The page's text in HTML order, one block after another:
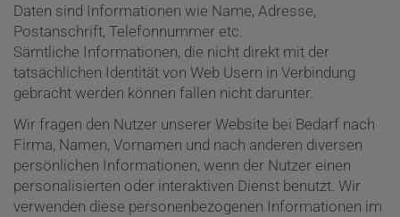
Daten sind Informationen wie Name, Adresse,
Postanschrift, Telefonnummer etc.
Sämtliche Informationen, die nicht direkt mit der
tatsächlichen Identität von Web Usern in Verbindung
gebracht werden können fallen nicht darunter.
Wir fragen den Nutzer unserer Website bei Bedarf nach
Firma, Namen, Vornamen und nach anderen diversen
persönlichen Informationen, wenn der Nutzer einen
personalisierten oder interaktiven Dienst benutzt. Wir
verwenden diese personenbezogenen Informationen im